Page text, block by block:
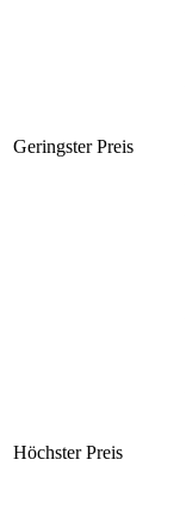
Geringster Preis
Höchster Preis